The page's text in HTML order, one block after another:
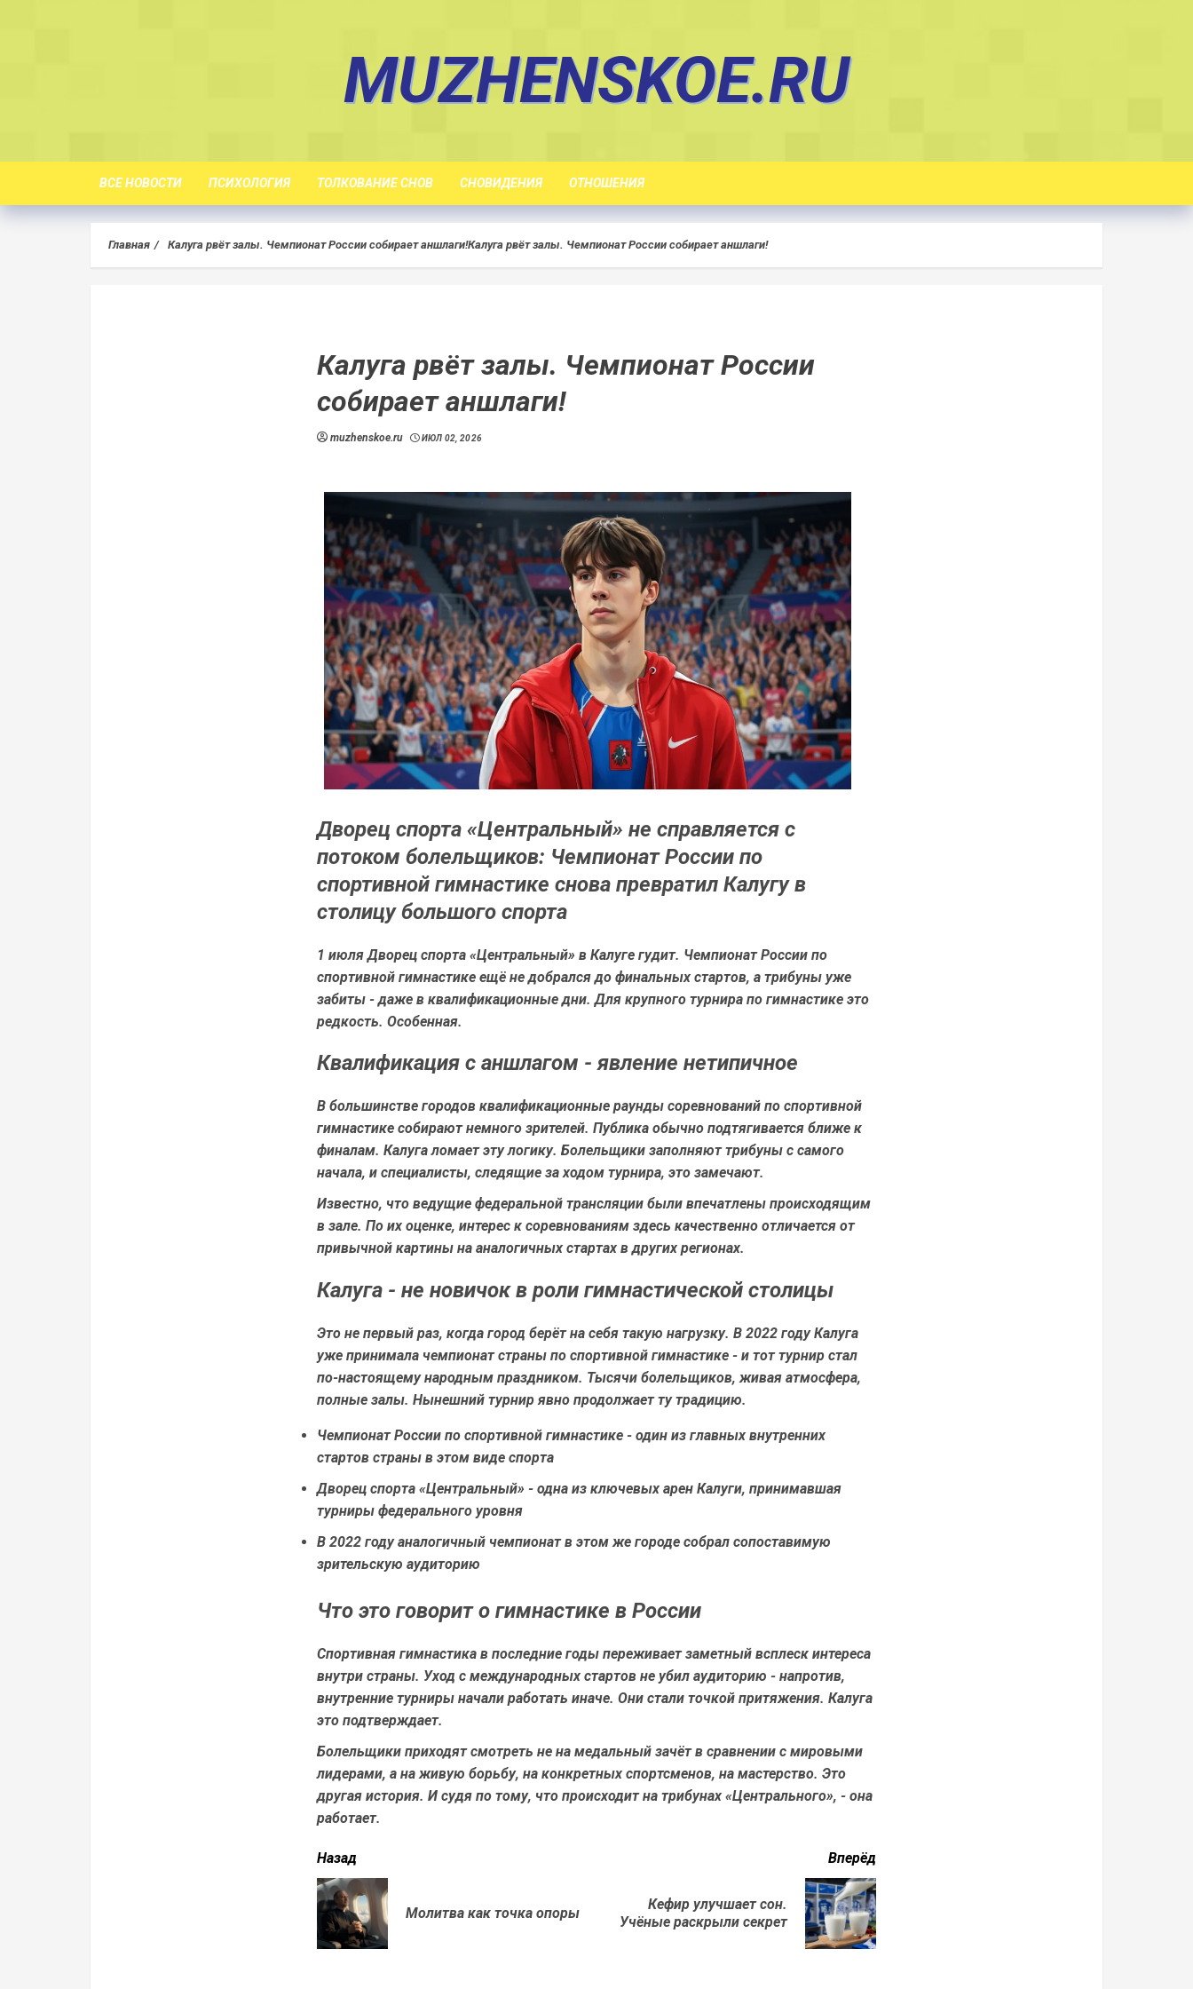
MUZHENSKOE.RU
ВСЕ НОВОСТИ ПСИХОЛОГИЯ ТОЛКОВАНИЕ СНОВ СНОВИДЕНИЯ ОТНОШЕНИЯ
Главная Калуга рвёт залы. Чемпионат России собирает аншлаги!Калуга рвёт залы. Чемпионат России собирает аншлаги!
Калуга рвёт залы. Чемпионат России
собирает аншлаги!
muzhenskoe.ru ИЮЛ 02, 2026
Дворец спорта «Центральный» не справляется с
потоком болельщиков: Чемпионат России по
спортивной гимнастике снова превратил Калугу в
столицу большого спорта
1 июля Дворец спорта «Центральный» в Калуге гудит. Чемпионат России по
спортивной гимнастике ещё не добрался до финальных стартов, а трибуны уже
забиты - даже в квалификационные дни. Для крупного турнира по гимнастике это
редкость. Особенная.
Квалификация с аншлагом - явление нетипичное
В большинстве городов квалификационные раунды соревнований по спортивной
гимнастике собирают немного зрителей. Публика обычно подтягивается ближе к
финалам. Калуга ломает эту логику. Болельщики заполняют трибуны с самого
начала, и специалисты, следящие за ходом турнира, это замечают.
Известно, что ведущие федеральной трансляции были впечатлены происходящим
в зале. По их оценке, интерес к соревнованиям здесь качественно отличается от
привычной картины на аналогичных стартах в других регионах.
Калуга - не новичок в роли гимнастической столицы
Это не первый раз, когда город берёт на себя такую нагрузку. В 2022 году Калуга
уже принимала чемпионат страны по спортивной гимнастике - и тот турнир стал
по-настоящему народным праздником. Тысячи болельщиков, живая атмосфера,
полные залы. Нынешний турнир явно продолжает ту традицию.
Чемпионат России по спортивной гимнастике - один из главных внутренних
стартов страны в этом виде спорта
Дворец спорта «Центральный» - одна из ключевых арен Калуги, принимавшая
турниры федерального уровня
В 2022 году аналогичный чемпионат в этом же городе собрал сопоставимую
зрительскую аудиторию
Что это говорит о гимнастике в России
Спортивная гимнастика в последние годы переживает заметный всплеск интереса
внутри страны. Уход с международных стартов не убил аудиторию - напротив,
внутренние турниры начали работать иначе. Они стали точкой притяжения. Калуга
это подтверждает.
Болельщики приходят смотреть не на медальный зачёт в сравнении с мировыми
лидерами, а на живую борьбу, на конкретных спортсменов, на мастерство. Это
другая история. И судя по тому, что происходит на трибунах «Центрального», - она
работает.
читать
еще
Назад
Предыдущая
новость
Молитва как точка опоры
Вперёд
post:
Кефир улучшает сон.
Учёные раскрыли секрет